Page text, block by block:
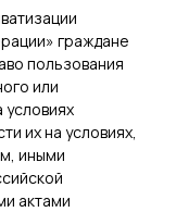
граждане
пользования
или
их на условиях,
иными
актами